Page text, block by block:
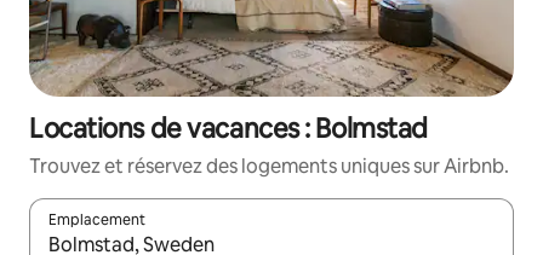
Locations de vacances : Bolmstad
Trouvez et réservez des logements uniques sur Airbnb.
Emplacement
Quand les résultats sont affichés, parcourez-les en utilisant